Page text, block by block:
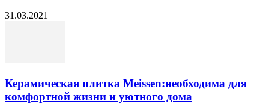
31.03.2021
Керамическая плитка Meissen:необходима для
комфортной жизни и уютного дома